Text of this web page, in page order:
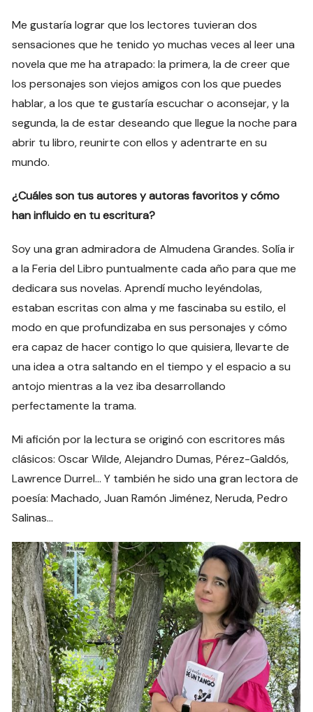
Me gustaría lograr que los lectores tuvieran dos
sensaciones que he tenido yo muchas veces al leer una
novela que me ha atrapado: la primera, la de creer que
los personajes son viejos amigos con los que puedes
hablar, a los que te gustaría escuchar o aconsejar, y la
segunda, la de estar deseando que llegue la noche para
abrir tu libro, reunirte con ellos y adentrarte en su
mundo.
¿Cuáles son tus autores y autoras favoritos y cómo
han influido en tu escritura?
Soy una gran admiradora de Almudena Grandes. Solía ir
a la Feria del Libro puntualmente cada año para que me
dedicara sus novelas. Aprendí mucho leyéndolas,
estaban escritas con alma y me fascinaba su estilo, el
modo en que profundizaba en sus personajes y cómo
era capaz de hacer contigo lo que quisiera, llevarte de
una idea a otra saltando en el tiempo y el espacio a su
antojo mientras a la vez iba desarrollando
perfectamente la trama.
Mi afición por la lectura se originó con escritores más
clásicos: Oscar Wilde, Alejandro Dumas, Pérez-Galdós,
Lawrence Durrel… Y también he sido una gran lectora de
poesía: Machado, Juan Ramón Jiménez, Neruda, Pedro
Salinas…